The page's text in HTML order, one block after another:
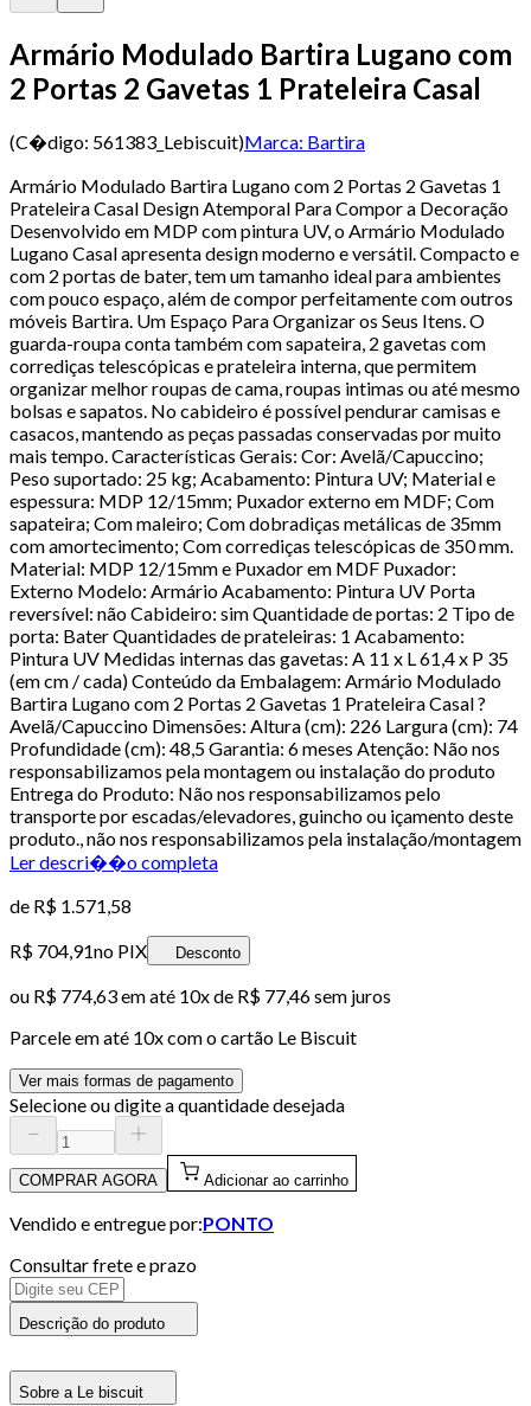
Armário Modulado Bartira Lugano com
2 Portas 2 Gavetas 1 Prateleira Casal
(C�digo: 561383_Lebiscuit)Marca: Bartira
Armário Modulado Bartira Lugano com 2 Portas 2 Gavetas 1
Prateleira Casal Design Atemporal Para Compor a Decoração
Desenvolvido em MDP com pintura UV, o Armário Modulado
Lugano Casal apresenta design moderno e versátil. Compacto e
com 2 portas de bater, tem um tamanho ideal para ambientes
com pouco espaço, além de compor perfeitamente com outros
móveis Bartira. Um Espaço Para Organizar os Seus Itens. O
guarda-roupa conta também com sapateira, 2 gavetas com
corrediças telescópicas e prateleira interna, que permitem
organizar melhor roupas de cama, roupas intimas ou até mesmo
bolsas e sapatos. No cabideiro é possível pendurar camisas e
casacos, mantendo as peças passadas conservadas por muito
mais tempo. Características Gerais: Cor: Avelã/Capuccino;
Peso suportado: 25 kg; Acabamento: Pintura UV; Material e
espessura: MDP 12/15mm; Puxador externo em MDF; Com
sapateira; Com maleiro; Com dobradiças metálicas de 35mm
com amortecimento; Com corrediças telescópicas de 350 mm.
Material: MDP 12/15mm e Puxador em MDF Puxador:
Externo Modelo: Armário Acabamento: Pintura UV Porta
reversível: não Cabideiro: sim Quantidade de portas: 2 Tipo de
porta: Bater Quantidades de prateleiras: 1 Acabamento:
Pintura UV Medidas internas das gavetas: A 11 x L 61,4 x P 35
(em cm / cada) Conteúdo da Embalagem: Armário Modulado
Bartira Lugano com 2 Portas 2 Gavetas 1 Prateleira Casal ?
Avelã/Capuccino Dimensões: Altura (cm): 226 Largura (cm): 74
Profundidade (cm): 48,5 Garantia: 6 meses Atenção: Não nos
responsabilizamos pela montagem ou instalação do produto
Entrega do Produto: Não nos responsabilizamos pelo
transporte por escadas/elevadores, guincho ou içamento deste
produto., não nos responsabilizamos pela instalação/montagem
Ler descri��o completa
de R$ 1.571,58
R$ 704,91no PIX Desconto
ou R$ 774,63em até 10x de R$ 77,46 sem juros
Parcele em até 10x com o cartão Le Biscuit
Ver mais formas de pagamento
Selecione ou digite a quantidade desejada
COMPRAR AGORA Adicionar ao carrinho
Vendido e entregue por:PONTO
Consultar frete e prazo
Descrição do produto
Sobre a Le biscuit